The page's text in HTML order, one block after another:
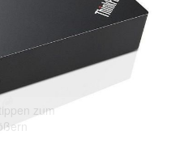
zum